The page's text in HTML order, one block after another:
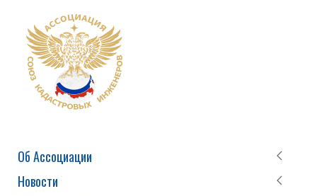
Об Ассоциации
Новости